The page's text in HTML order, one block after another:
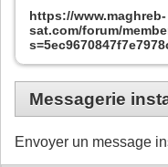
https://www.maghreb-
sat.com/forum/
Messagerie
Envoyer un message